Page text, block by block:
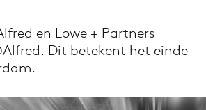
nieuws via de Adformatie
Nieuws app
en Lowe + Partners
Dit betekent het einde